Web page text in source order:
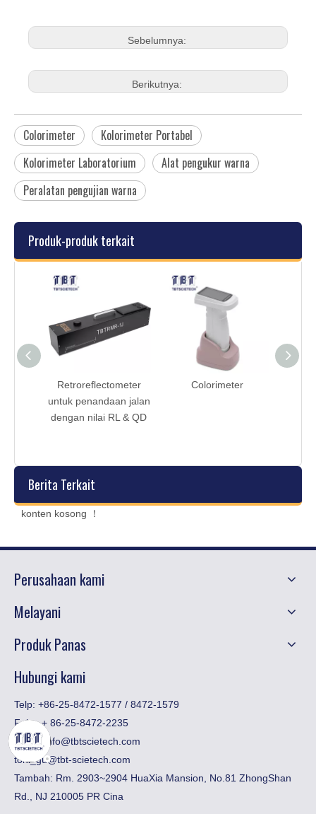
Sebelumnya:
Berikutnya:
Colorimeter
Kolorimeter Portabel
Kolorimeter Laboratorium
Alat pengukur warna
Peralatan pengujian warna
Produk-produk terkait
Retroreflectometer
untuk penandaan jalan
dengan nilai RL & QD
Colorimeter
Berita Terkait
konten kosong ！
Perusahaan kami
Melayani
Produk Panas
Hubungi kami
Telp: +86-25-8472-1577 / 8472-1579
Faks:​+ 86-25-8472-2235
Email:
info@tbtscietech.com
toni_gu@tbt-scietech.com
Tambah: Rm. 2903~2904 HuaXia Mansion, No.81 ZhongShan
Rd., NJ 210005 PR Cina